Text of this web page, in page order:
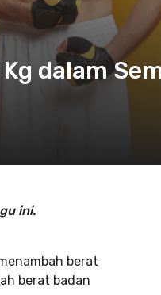
dalam
ini.
berat
berat badan